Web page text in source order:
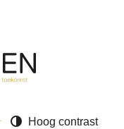
Hoog contrast